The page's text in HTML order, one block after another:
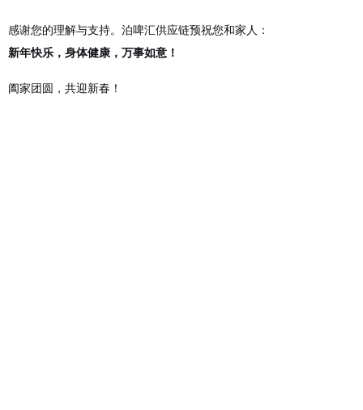
感谢您的理解与支持。泊啤汇供应链预祝您和家人：
新年快乐，身体健康，万事如意！
阖家团圆，共迎新春！